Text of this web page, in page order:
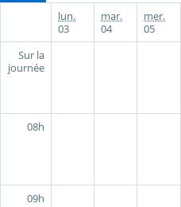
lun.
03
mar.
04
mer.
05
Sur la
journée
08h
09h